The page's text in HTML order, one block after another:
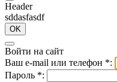
Header
sddasfasdf
OK
Войти на сайт
Ваш e-mail или телефон *:
Пароль *: